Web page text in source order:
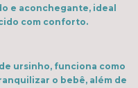
e aconchegante, ideal
com conforto.
ursinho, funciona como
o bebê, além de